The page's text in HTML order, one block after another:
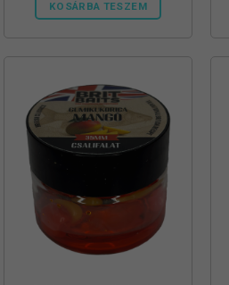
KOSÁRBA TESZEM